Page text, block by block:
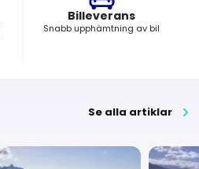
Billeverans
Snabb upphämtning av bil
Se alla artiklar